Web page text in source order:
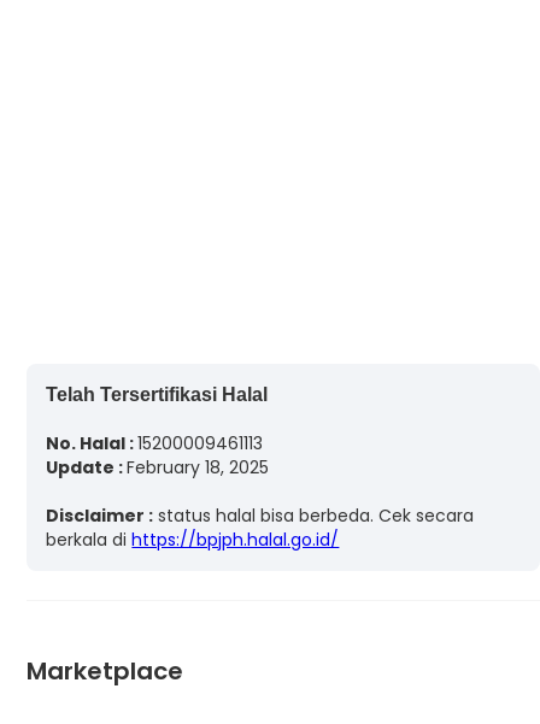
Telah Tersertifikasi Halal
No. Halal :15200009461113
Update :February 18, 2025
Disclaimer : status halal bisa berbeda. Cek secara
berkala dihttps://bpjph.halal.go.id/
Marketplace